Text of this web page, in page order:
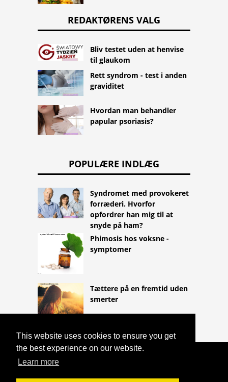
This website uses cookies to ensure you get
the best experience on our website.
Learn more
REDAKTØRENS VALG
Bliv testet uden at henvise
til glaukom
Rett syndrom - test i anden
graviditet
Hvordan man behandler
papular psoriasis?
POPULÆRE INDLÆG
Syndromet med provokeret
forræderi. Hvorfor
opfordrer han mig til at
snyde på ham?
Phimosis hos voksne -
symptomer
Tættere på en fremtid uden
smerter
HTTPS://LIFESTYLEMED.NET
ÅRSAGEN TIL HÅRTAB?